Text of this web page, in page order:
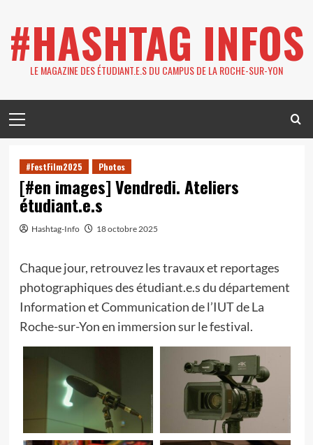
content
#HASHTAG INFOS
LE MAGAZINE DES ÉTUDIANT.E.S DU CAMPUS DE LA ROCHE-SUR-YON
Menu
#FestFilm2025 Photos
[#en images] Vendredi. Ateliers
étudiant.e.s
Hashtag-Info 18 octobre 2025
Chaque jour, retrouvez les travaux et reportages
photographiques des étudiant.e.s du département
Information et Communication de l’IUT de La
Roche-sur-Yon en immersion sur le festival.